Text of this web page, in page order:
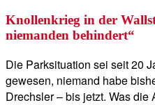
Knollenkrieg in der
niemanden behindert“
Die Parksituation sei seit 20
gewesen, niemand habe
Drechsler – bis jetzt. Was